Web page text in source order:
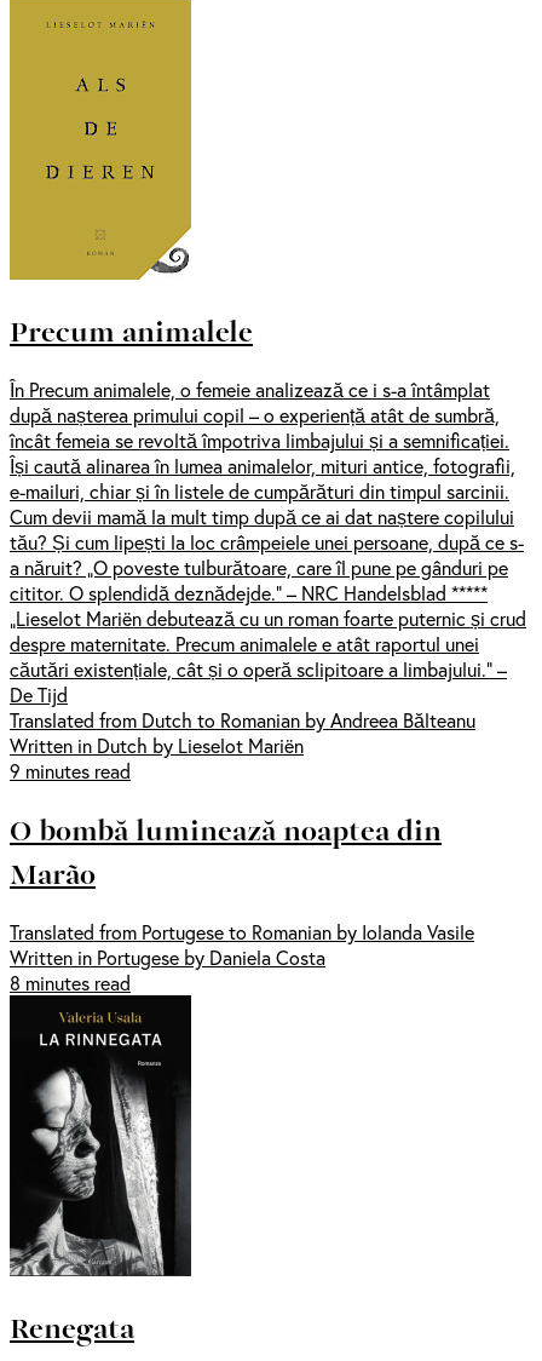
Precum animalele
În Precum animalele, o femeie analizează ce i s-a întâmplat
după nașterea primului copil – o experiență atât de sumbră,
încât femeia se revoltă împotriva limbajului și a semnificației.
Își caută alinarea în lumea animalelor, mituri antice, fotografii,
e-mailuri, chiar și în listele de cumpărături din timpul sarcinii.
Cum devii mamă la mult timp după ce ai dat naștere copilului
tău? Și cum lipești la loc crâmpeiele unei persoane, după ce s-
a năruit? „O poveste tulburătoare, care îl pune pe gânduri pe
cititor. O splendidă deznădejde.” – NRC Handelsblad *****
„Lieselot Mariën debutează cu un roman foarte puternic și crud
despre maternitate. Precum animalele e atât raportul unei
căutări existențiale, cât și o operă sclipitoare a limbajului.” –
De Tijd
Translated from Dutch to Romanian by Andreea Bălteanu
Written in Dutch by Lieselot Mariën
9 minutes read
O bombă luminează noaptea din
Marão
Translated from Portugese to Romanian by Iolanda Vasile
Written in Portugese by Daniela Costa
8 minutes read
Renegata